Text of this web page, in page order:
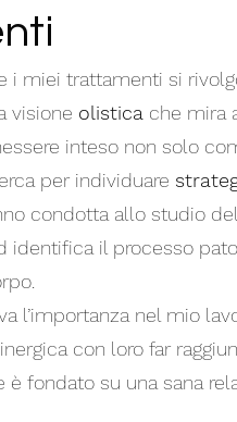
i miei trattamenti si
visione olistica che mira
inteso non solo
per individuare
condotta allo studio
identifica il processo
l’importanza nel mio
con loro far
è fondato su una sana